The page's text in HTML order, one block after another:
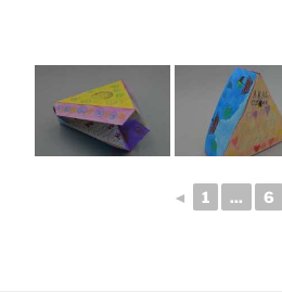
◄ 1 ... 6